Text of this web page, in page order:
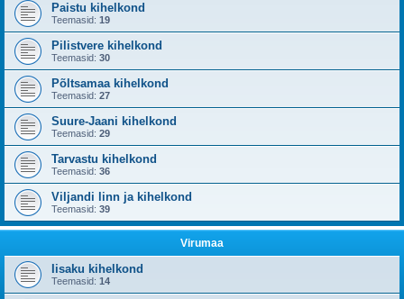
Paistu kihelkond
Teemasid: 19
Pilistvere kihelkond
Teemasid: 30
Põltsamaa kihelkond
Teemasid: 27
Suure-Jaani kihelkond
Teemasid: 29
Tarvastu kihelkond
Teemasid: 36
Viljandi linn ja kihelkond
Teemasid: 39
Virumaa
Iisaku kihelkond
Teemasid: 14